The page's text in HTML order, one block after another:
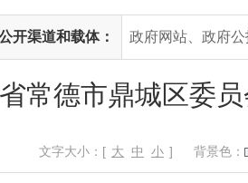
开渠道和载体： 政府网站、政府
常德市鼎城区委
文字大小：[ 大 中 小 ] 背景色：